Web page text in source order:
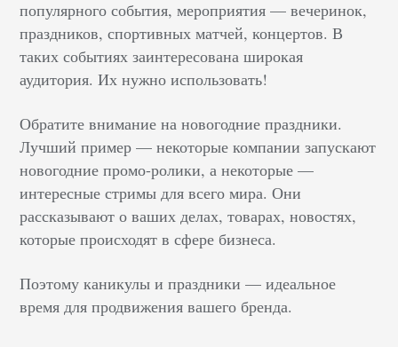
популярного события, мероприятия — вечеринок,
праздников, спортивных матчей, концертов. В
таких событиях заинтересована широкая
аудитория. Их нужно использовать!
Обратите внимание на новогодние праздники.
Лучший пример — некоторые компании запускают
новогодние промо-ролики, а некоторые —
интересные стримы для всего мира. Они
рассказывают о ваших делах, товарах, новостях,
которые происходят в сфере бизнеса.
Поэтому каникулы и праздники — идеальное
время для продвижения вашего бренда.